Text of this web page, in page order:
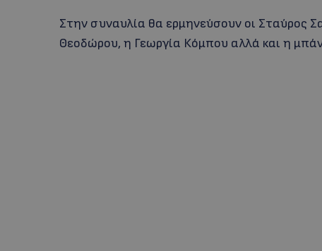
Στην συναυλία θα ερμηνεύσουν οι Σταύρος
Θεοδώρου, η Γεωργία Κόμπου αλλά και η